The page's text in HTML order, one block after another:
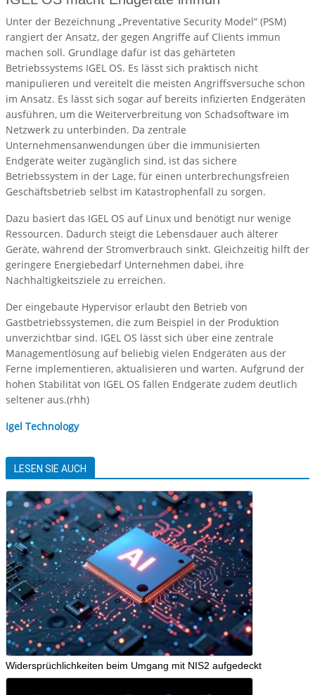
Unter der Bezeichnung „Preventative Security Model“ (PSM)
rangiert der Ansatz, der gegen Angriffe auf Clients immun
machen soll. Grundlage dafür ist das gehärteten
Betriebssystems IGEL OS. Es lässt sich praktisch nicht
manipulieren und vereitelt die meisten Angriffsversuche schon
im Ansatz. Es lässt sich sogar auf bereits infizierten Endgeräten
ausführen, um die Weiterverbreitung von Schadsoftware im
Netzwerk zu unterbinden. Da zentrale
Unternehmensanwendungen über die immunisierten
Endgeräte weiter zugänglich sind, ist das sichere
Betriebssystem in der Lage, für einen unterbrechungsfreien
Geschäftsbetrieb selbst im Katastrophenfall zu sorgen.
Dazu basiert das IGEL OS auf Linux und benötigt nur wenige
Ressourcen. Dadurch steigt die Lebensdauer auch älterer
Geräte, während der Stromverbrauch sinkt. Gleichzeitig hilft der
geringere Energiebedarf Unternehmen dabei, ihre
Nachhaltigkeitsziele zu erreichen.
Der eingebaute Hypervisor erlaubt den Betrieb von
Gastbetriebssystemen, die zum Beispiel in der Produktion
unverzichtbar sind. IGEL OS lässt sich über eine zentrale
Managementlösung auf beliebig vielen Endgeräten aus der
Ferne implementieren, aktualisieren und warten. Aufgrund der
hohen Stabilität von IGEL OS fallen Endgeräte zudem deutlich
seltener aus.(rhh)
Igel Technology
LESEN SIE AUCH
Widersprüchlichkeiten beim Umgang mit NIS2 aufgedeckt